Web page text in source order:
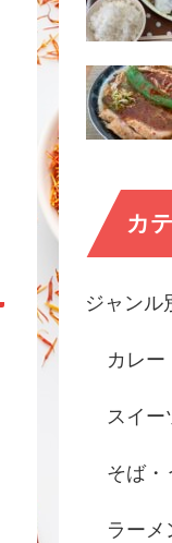
カ
ジャンル
カレー
スイー
そば・
ラーメ